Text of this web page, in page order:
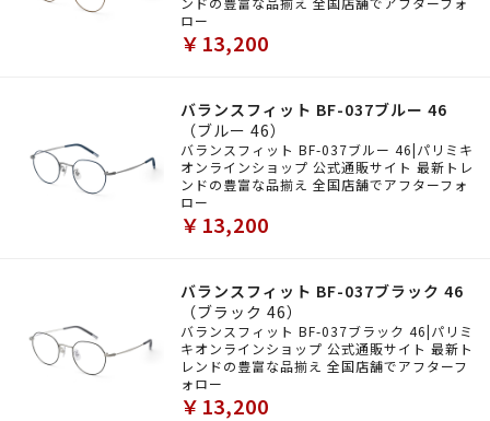
ロー
￥13,200
バランスフィット BF-037ブルー 46
（ブルー 46）
バランスフィット BF-037ブルー 46|パリミキ
オンラインショップ 公式通販サイト 最新トレ
ンドの豊富な品揃え 全国店舗でアフターフォ
ロー
￥13,200
バランスフィット BF-037ブラック 46
（ブラック 46）
バランスフィット BF-037ブラック 46|パリミ
キオンラインショップ 公式通販サイト 最新ト
レンドの豊富な品揃え 全国店舗でアフターフ
ォロー
￥13,200